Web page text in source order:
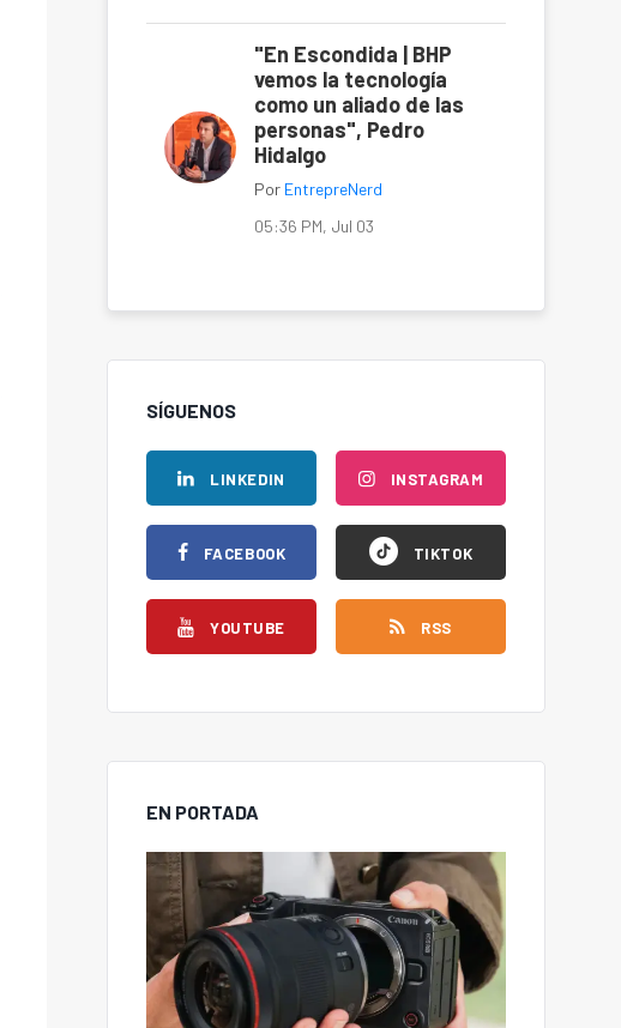
"En Escondida | BHP
vemos la tecnología
como un aliado de las
personas", Pedro
Hidalgo
Por EntrepreNerd
05:36 PM, Jul 03
SÍGUENOS
LINKEDIN
FACEBOOK
YOUTUBE
INSTAGRAM
TIKTOK
RSS
EN PORTADA